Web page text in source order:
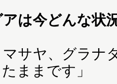
は今どんな状
マサヤ、グラナ
ままです」